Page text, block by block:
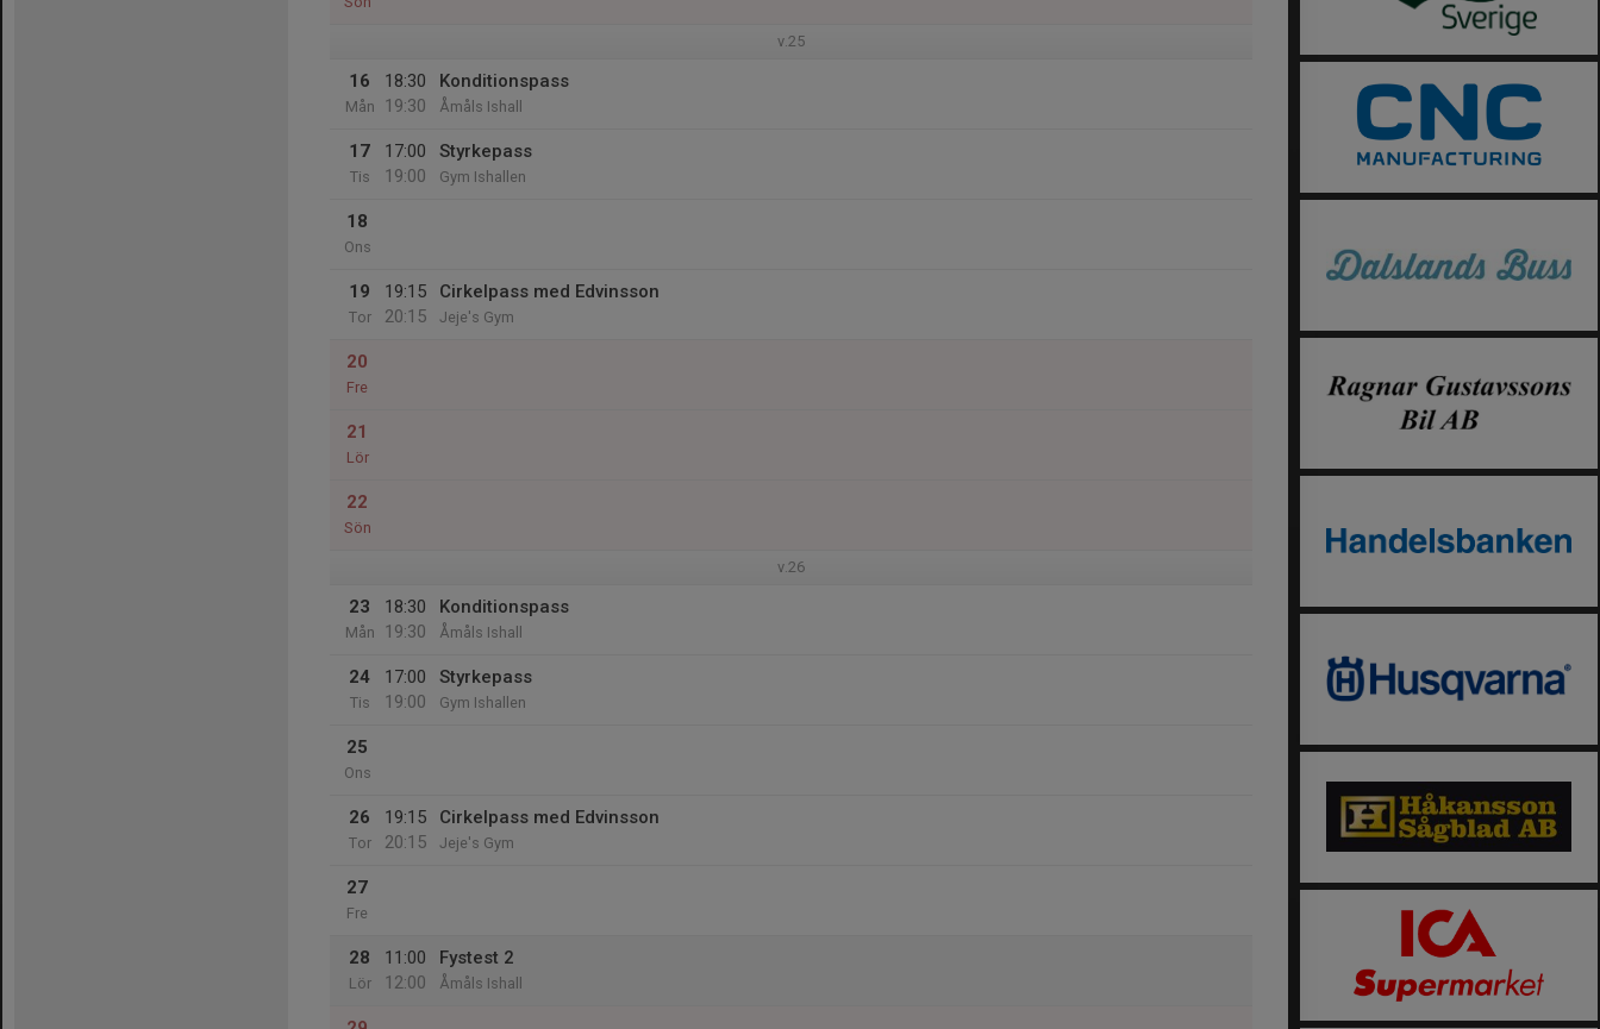
v.25
16
Mån
18:30
19:30
Konditionspass
Åmåls Ishall
17
Tis
17:00
19:00
Styrkepass
Gym Ishallen
18
Ons
19
Tor
19:15
20:15
Cirkelpass med Edvinsson
Jeje's Gym
20
Fre
21
Lör
22
Sön
v.26
23
Mån
18:30
19:30
Konditionspass
Åmåls Ishall
24
Tis
17:00
19:00
Styrkepass
Gym Ishallen
25
Ons
26
Tor
19:15
20:15
Cirkelpass med Edvinsson
Jeje's Gym
27
Fre
28
Lör
11:00
12:00
Fystest 2
Åmåls Ishall